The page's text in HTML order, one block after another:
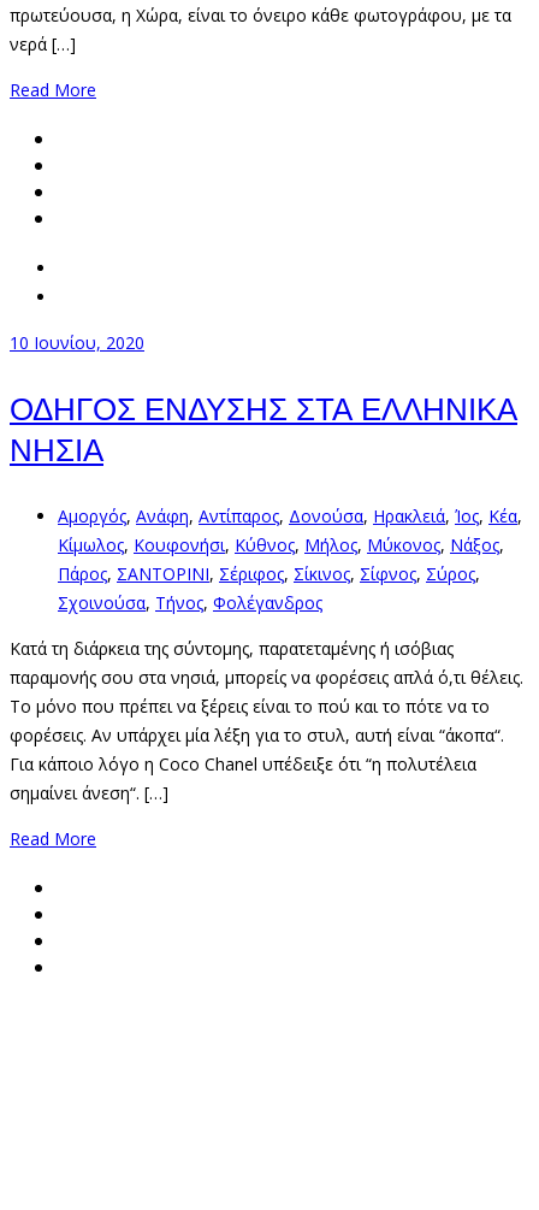
πρωτεύουσα, η Χώρα, είναι το όνειρο κάθε φωτογράφου, με τα
νερά […]
Read More
10 Ιουνίου, 2020
ΟΔΗΓΟΣ ΕΝΔΥΣΗΣ ΣΤΑ ΕΛΛΗΝΙΚΑ
ΝΗΣΙΑ
Αμοργός, Ανάφη, Αντίπαρος, Δονούσα, Ηρακλειά, Ίος, Κέα,
Κίμωλος, Κουφονήσι, Κύθνος, Μήλος, Μύκονος, Νάξος,
Πάρος, ΣΑΝΤΟΡΙΝΙ, Σέριφος, Σίκινος, Σίφνος, Σύρος,
Σχοινούσα, Τήνος, Φολέγανδρος
Κατά τη διάρκεια της σύντομης, παρατεταμένης ή ισόβιας
παραμονής σου στα νησιά, μπορείς να φορέσεις απλά ό,τι θέλεις.
Το μόνο που πρέπει να ξέρεις είναι το πού και το πότε να το
φορέσεις. Αν υπάρχει μία λέξη για το στυλ, αυτή είναι “άκοπα“.
Για κάποιο λόγο η Coco Chanel υπέδειξε ότι “η πολυτέλεια
σημαίνει άνεση“. […]
Read More